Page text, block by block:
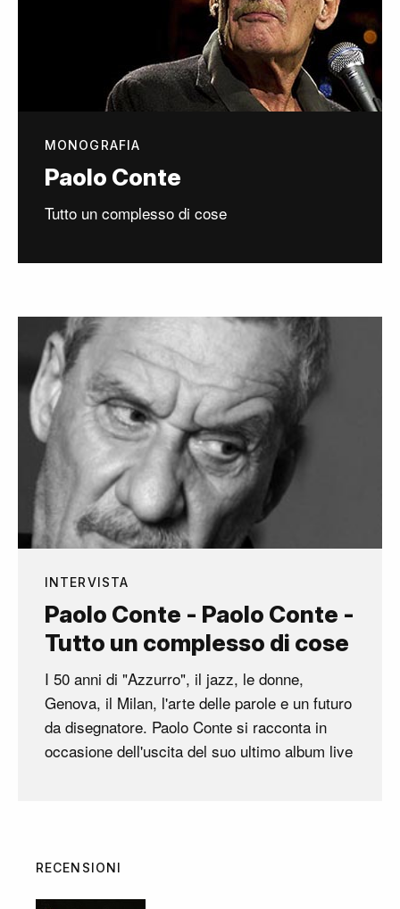
MONOGRAFIA
Paolo Conte
Tutto un complesso di cose
INTERVISTA
Paolo Conte - Paolo Conte -
Tutto un complesso di cose
I 50 anni di "Azzurro", il jazz, le donne,
Genova, il Milan, l'arte delle parole e un futuro
da disegnatore. Paolo Conte si racconta in
occasione dell'uscita del suo ultimo album live
RECENSIONI